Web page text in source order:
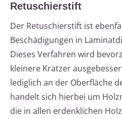
Retuschierstift
Der Retuschierstift ist
Beschädigungen in
Dieses Verfahren wird
kleinere Kratzer
lediglich an der Oberfläche
handelt sich hierbei um
die in allen erdenklichen